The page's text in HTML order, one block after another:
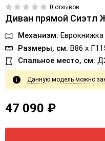
0 отзывов
Диван прямой Сиэтл
Механизм: Еврокнижка
Размеры, см: В86 x
Спальное место, см:
Данную модель можно
47 090 ₽